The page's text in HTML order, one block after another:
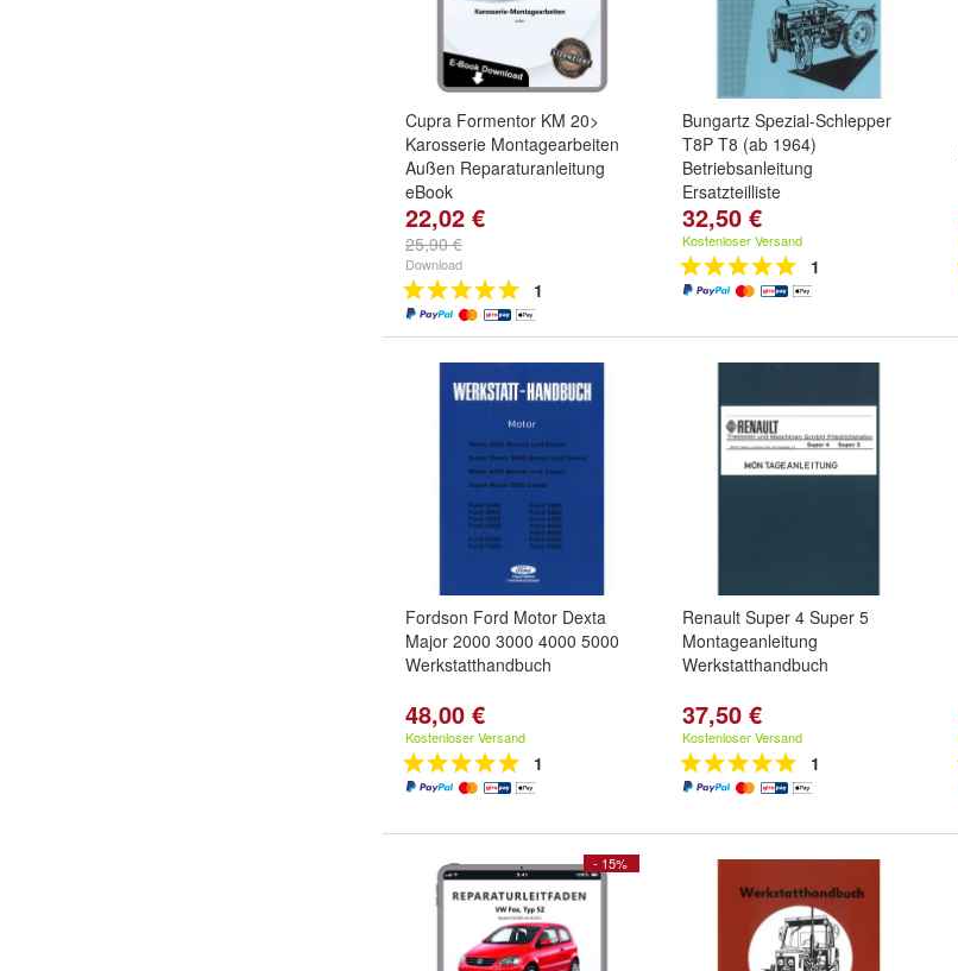
Cupra Formentor KM 20>
Karosserie Montagearbeiten
Außen Reparaturanleitung
eBook
22,02 €
25,90 €
Download
1
Bungartz Spezial-Schlepper
T8P T8 (ab 1964)
Betriebsanleitung
Ersatzteilliste
32,50 €
Kostenloser Versand
1
Fordson Ford Motor Dexta
Major 2000 3000 4000 5000
Werkstatthandbuch
48,00 €
Kostenloser Versand
1
Renault Super 4 Super 5
Montageanleitung
Werkstatthandbuch
37,50 €
Kostenloser Versand
1
- 15%